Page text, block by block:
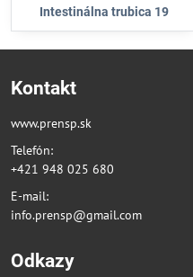
Intestinálna trubica 19
Kontakt
www.prensp.sk
Telefón:
+421 948 025 680
E-mail:
info.prensp@gmail.com
Odkazy